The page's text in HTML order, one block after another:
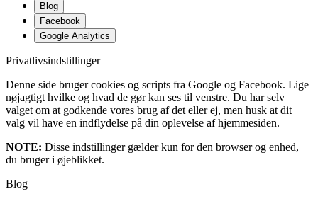
Blog
Facebook
Google Analytics
Privatlivsindstillinger
Denne side bruger cookies og scripts fra Google og Facebook. Lige
nøjagtigt hvilke og hvad de gør kan ses til venstre. Du har selv
valget om at godkende vores brug af det eller ej, men husk at dit
valg vil have en indflydelse på din oplevelse af hjemmesiden.
NOTE: Disse indstillinger gælder kun for den browser og enhed,
du bruger i øjeblikket.
Blog